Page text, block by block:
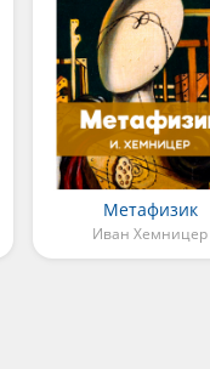
Метафизик
Иван Хемницер